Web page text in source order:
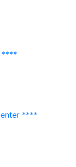
****
****